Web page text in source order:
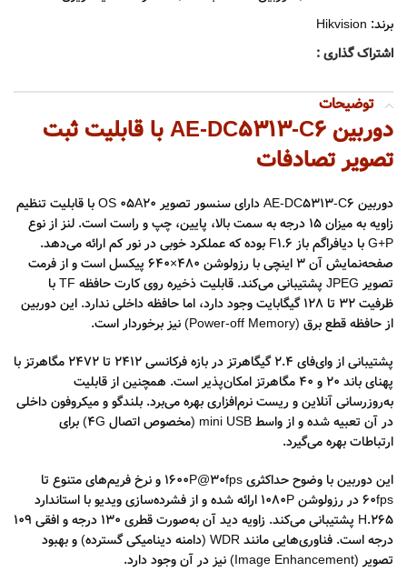
برند: Hikvision
اشتراک گذاری :
توضیحات
دوربین AE-DC5313-C6 با قابلیت ثبت
تصویر تصادفات
دوربین AE-DC5313-C6 دارای سنسور تصویر OS 05A20 با قابلیت تنظیم
زاویه به میزان ۱۵ درجه به سمت بالا، پایین، چپ و راست است. لنز از نوع
G+P با دیافراگم باز F1.6 بوده که عملکرد خوبی در نور کم ارائه می‌دهد.
صفحه‌نمایش آن ۳ اینچی با رزولوشن ۴۸۰×۶۴۰ پیکسل است و از فرمت
تصویر JPEG پشتیبانی می‌کند. قابلیت ذخیره روی کارت حافظه TF با
ظرفیت ۳۲ تا ۱۲۸ گیگابایت وجود دارد، اما حافظه داخلی ندارد. این دوربین
از حافظه قطع برق (Power-off Memory) نیز برخوردار است.
پشتیبانی از وای‌فای ۲.۴ گیگاهرتز در بازه فرکانسی ۲۴۱۲ تا ۲۴۷۲ مگاهرتز با
پهنای باند ۲۰ و ۴۰ مگاهرتز امکان‌پذیر است. همچنین از قابلیت
به‌روزرسانی آنلاین و ریست نرم‌افزاری بهره می‌برد. بلندگو و میکروفون داخلی
در آن تعبیه شده و از واسط mini USB (مخصوص اتصال 4G) برای
ارتباطات بهره می‌گیرد.
این دوربین با وضوح حداکثری 1600P@30fps و نرخ فریم‌های متنوع تا
60fps در رزولوشن 1080P ارائه شده و از فشرده‌سازی ویدیو با استاندارد
H.265 پشتیبانی می‌کند. زاویه دید آن به‌صورت قطری 130 درجه و افقی 109
درجه است. فناوری‌هایی مانند WDR (دامنه دینامیکی گسترده) و بهبود
تصویر (Image Enhancement) نیز در آن وجود دارد.